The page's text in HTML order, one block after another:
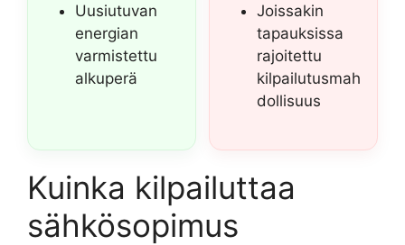
Uusiutuvan
energian
varmistettu
alkuperä
Joissakin
tapauksissa
rajoitettu
kilpailutusmah
dollisuus
Kuinka kilpailuttaa
sähkösopimus